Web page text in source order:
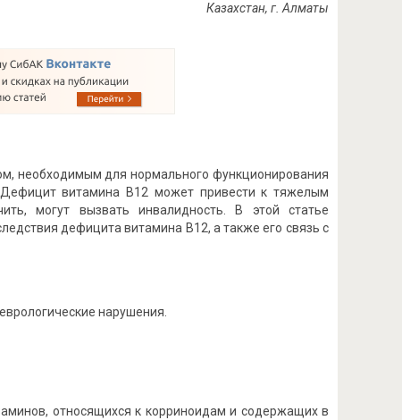
Казахстан, г. Алматы
необходимым для нормального функционирования
витамина B12 может привести к тяжелым
могут вызвать инвалидность. В этой статье
дефицита витамина B12, а также его связь с
нарушения.
относящихся к корриноидам и содержащих в